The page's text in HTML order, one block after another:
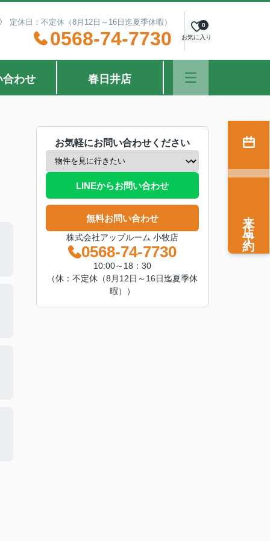
定休日：不定休（8月12日～16日迄夏季休暇）
0568-74-7730 お気に入り
0
合わせ 春日井店
お気軽にお問い合わせください
LINEからお問い合わせ
無料お問い合わせ
株式会社アップルーム 小牧店
0568-74-7730
10:00～18：30
（休：不定休（8月12日～16日迄夏季休
暇））
来店予約